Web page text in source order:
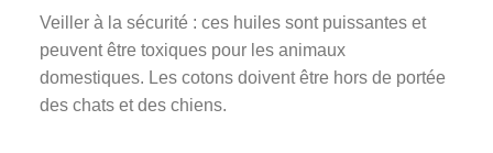
Veiller à la sécurité : ces huiles sont puissantes et
peuvent être toxiques pour les animaux
domestiques. Les cotons doivent être hors de portée
des chats et des chiens.